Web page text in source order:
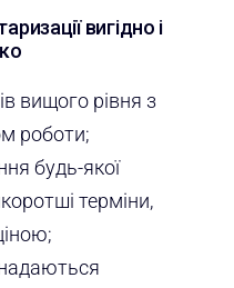
вигідно і
вищого рівня з
роботи;
будь-якої
терміни,
надаються